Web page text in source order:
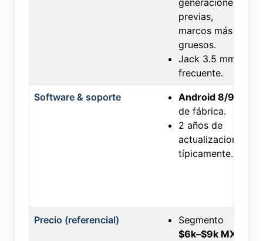
previas,
marcos más
gruesos.
Jack 3.5 mm
frecuente.
Software & soporte
Android 8/9
de fábrica.
2 años de
actualizaciones
típicamente.
Precio (referencial)
Segmento
$6k–$9k MXN